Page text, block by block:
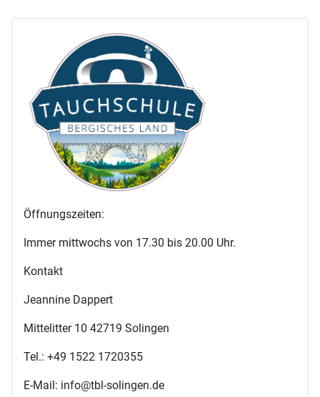
Öffnungszeiten:
Immer mittwochs von 17.30 bis 20.00 Uhr.
Kontakt
Jeannine Dappert
Mittelitter 10 42719 Solingen
Tel.: +49 1522 1720355
E-Mail: info@tbl-solingen.de